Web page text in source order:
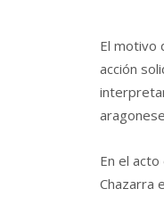
El motivo
acción
En el
Chazarra